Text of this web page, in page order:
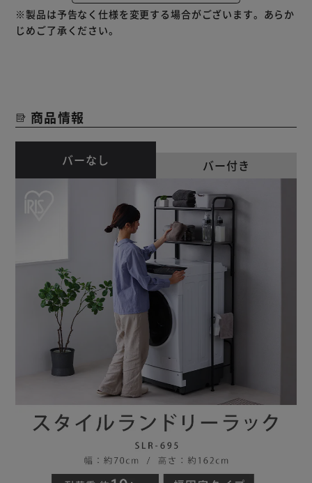
◆2枚の可動棚で収納力UP
サイドバーの活用でプラスアルファの収納を。
水や汚れに強く、気になるところもサッとひと拭き清潔に。
◆防水パンにも対応
左右で異なる高さでもご使用いただけます。
※製品は予告なく仕様を変更する場合がございます。あらか
じめご了承ください。
商品情報
バーなし バー付き